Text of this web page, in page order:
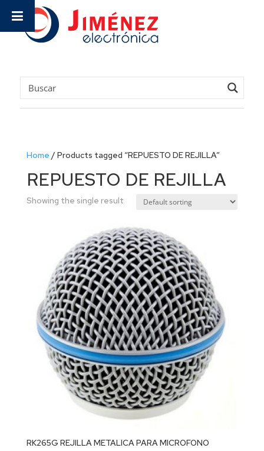
Home / Products tagged “REPUESTO DE REJILLA”
REPUESTO DE REJILLA
Showing the single result
RK265G REJILLA METALICA PARA MICROFONO